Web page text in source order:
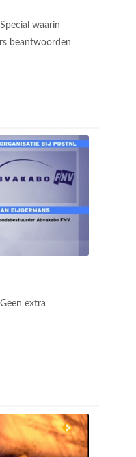
Special waarin
beantwoorden
Geen extra